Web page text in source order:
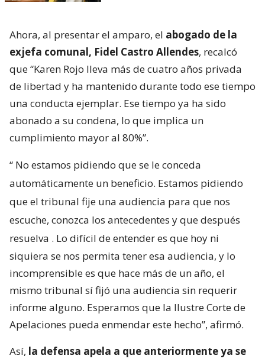
Ahora, al presentar el amparo, el abogado de la
exjefa comunal, Fidel Castro Allendes, recalcó
que “Karen Rojo lleva más de cuatro años privada
de libertad y ha mantenido durante todo ese tiempo
una conducta ejemplar. Ese tiempo ya ha sido
abonado a su condena, lo que implica un
cumplimiento mayor al 80%”.
“ No estamos pidiendo que se le conceda
automáticamente un beneficio. Estamos pidiendo
que el tribunal fije una audiencia para que nos
escuche, conozca los antecedentes y que después
resuelva . Lo difícil de entender es que hoy ni
siquiera se nos permita tener esa audiencia, y lo
incomprensible es que hace más de un año, el
mismo tribunal sí fijó una audiencia sin requerir
informe alguno. Esperamos que la Ilustre Corte de
Apelaciones pueda enmendar este hecho”, afirmó.
Así, la defensa apela a que anteriormente ya se